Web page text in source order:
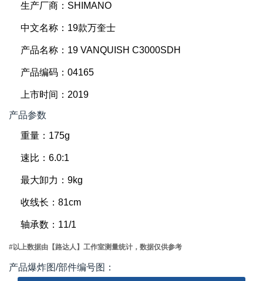
生产厂商：SHIMANO
中文名称：19款万奎士
产品名称：19 VANQUISH C3000SDH
产品编码：04165
上市时间：2019
产品参数
重量：175g
速比：6.0:1
最大卸力：9kg
收线长：81cm
轴承数：11/1
#以上数据由【路达人】工作室测量统计，数据仅供参考
产品爆炸图/部件编号图：